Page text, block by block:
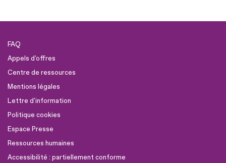
FAQ
Appels d'offres
Centre de ressources
Mentions légales
Lettre d'information
Politique cookies
Espace Presse
Ressources humaines
Accessibilité : partiellement conforme